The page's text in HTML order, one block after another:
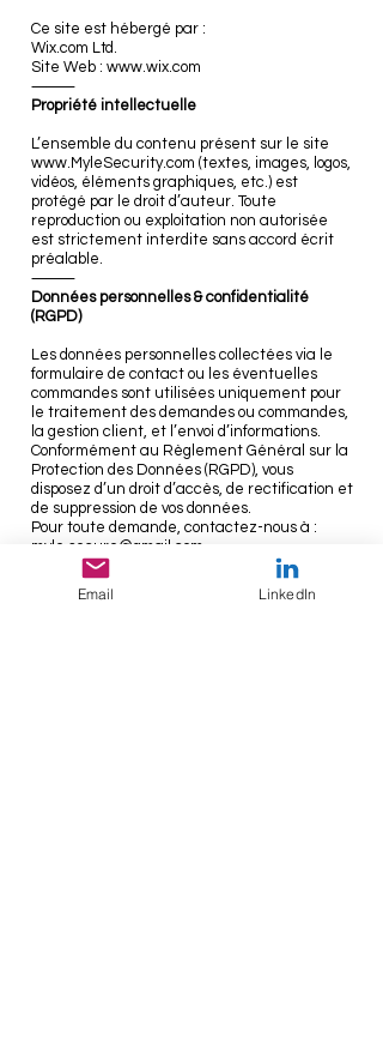
Ce site est hébergé par :
Wix.com Ltd.
Site Web : www.wix.com
⸻
Propriété intellectuelle
L’ensemble du contenu présent sur le site
www.MyleSecurity.com (textes, images, logos,
vidéos, éléments graphiques, etc.) est
protégé par le droit d’auteur. Toute
reproduction ou exploitation non autorisée
est strictement interdite sans accord écrit
préalable.
⸻
Données personnelles & confidentialité
(RGPD)
Les données personnelles collectées via le
formulaire de contact ou les éventuelles
commandes sont utilisées uniquement pour
le traitement des demandes ou commandes,
la gestion client, et l’envoi d’informations.
Conformément au Règlement Général sur la
Protection des Données (RGPD), vous
disposez d’un droit d’accès, de rectification et
de suppression de vos données.
Pour toute demande, contactez-nous à :
myle.secure@gmail.com
Email LinkedIn